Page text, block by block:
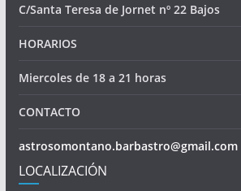
C/Santa Teresa de Jornet nº 22 Bajos
HORARIOS
Miercoles de 18 a 21 horas
CONTACTO
astrosomontano.barbastro@gmail.com
LOCALIZACIÓN